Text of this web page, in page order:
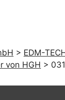
> EDM-
von HGH >